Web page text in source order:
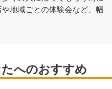
地域ごとの体験会など、幅